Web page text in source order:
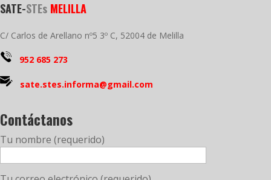
SATE-STEs MELILLA
C/ Carlos de Arellano nº5 3º C, 52004 de Melilla
952 685 273
sate.stes.informa@gmail.com
Contáctanos
Tu nombre (requerido)